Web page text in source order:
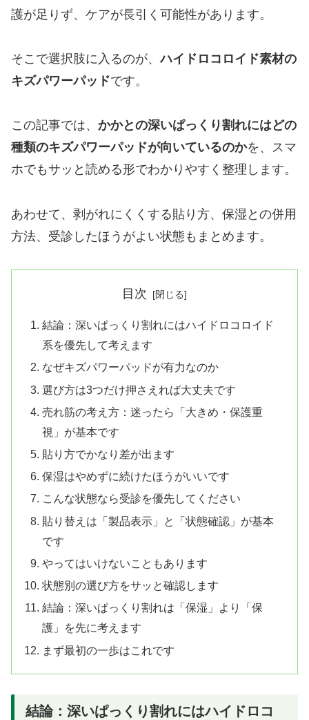
護が足りず、ケアが長引く可能性があります。
そこで選択肢に入るのが、ハイドロコロイド素材の
キズパワーパッドです。
この記事では、 かかとの深いぱっくり割れにはどの
種類のキズパワーパッドが向いているのかを、スマ
ホでもサッと読める形でわかりやすく整理します。
あわせて、剥がれにくくする貼り方、保湿との併用
方法、受診したほうがよい状態もまとめます。
目次
結論：深いぱっくり割れにはハイドロコロイド
系を優先して考えます
なぜキズパワーパッドが有力なのか
選び方は3つだけ押さえれば大丈夫です
売れ筋の考え方：迷ったら「大きめ・保護重
視」が基本です
貼り方でかなり差が出ます
保湿はやめずに続けたほうがいいです
こんな状態なら受診を優先してください
貼り替えは「製品表示」と「状態確認」が基本
です
やってはいけないこともあります
状態別の選び方をサッと確認します
結論：深いぱっくり割れは「保湿」より「保
護」を先に考えます
まず最初の一歩はこれです
結論：深いぱっくり割れにはハイドロコ